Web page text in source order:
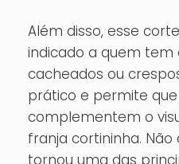
Além disso, esse
indicado a quem tem
cacheados ou
prático e permite
complementem o
franja cortininha.
tornou uma das